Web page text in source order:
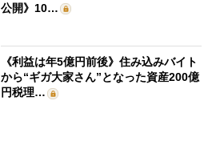
公開》10…
《利益は年5億円前後》住み込みバイト
から“ギガ大家さん”となった資産200億
円税理…